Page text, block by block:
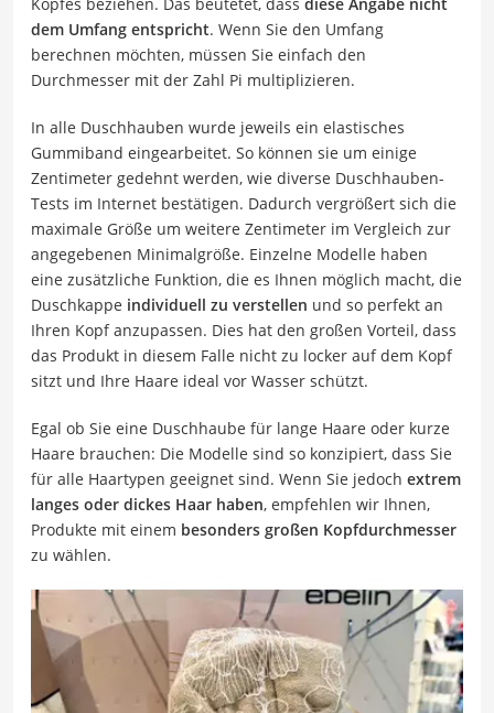
dem Umfang entspricht. Wenn Sie den Umfang
berechnen möchten, müssen Sie einfach den
Durchmesser mit der Zahl Pi multiplizieren.
In alle Duschhauben wurde jeweils ein elastisches
Gummiband eingearbeitet. So können sie um einige
Zentimeter gedehnt werden, wie diverse Duschhauben-
Tests im Internet bestätigen. Dadurch vergrößert sich die
maximale Größe um weitere Zentimeter im Vergleich zur
angegebenen Minimalgröße. Einzelne Modelle haben
eine zusätzliche Funktion, die es Ihnen möglich macht, die
Duschkappe individuell zu verstellen und so perfekt an
Ihren Kopf anzupassen. Dies hat den großen Vorteil, dass
das Produkt in diesem Falle nicht zu locker auf dem Kopf
sitzt und Ihre Haare ideal vor Wasser schützt.
Egal ob Sie eine Duschhaube für lange Haare oder kurze
Haare brauchen: Die Modelle sind so konzipiert, dass Sie
für alle Haartypen geeignet sind. Wenn Sie jedoch extrem
langes oder dickes Haar haben, empfehlen wir Ihnen,
Produkte mit einem besonders großen Kopfdurchmesser
zu wählen.